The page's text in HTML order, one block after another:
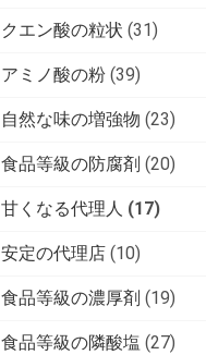
クエン酸の粒状 (31)
アミノ酸の粉 (39)
自然な味の増強物 (23)
食品等級の防腐剤 (20)
甘くなる代理人 (17)
安定の代理店 (10)
食品等級の濃厚剤 (19)
食品等級の隣酸塩 (27)